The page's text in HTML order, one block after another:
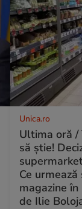
Unica.ro
Ultima oră /
să știe!
Ce
magazine
de Ilie